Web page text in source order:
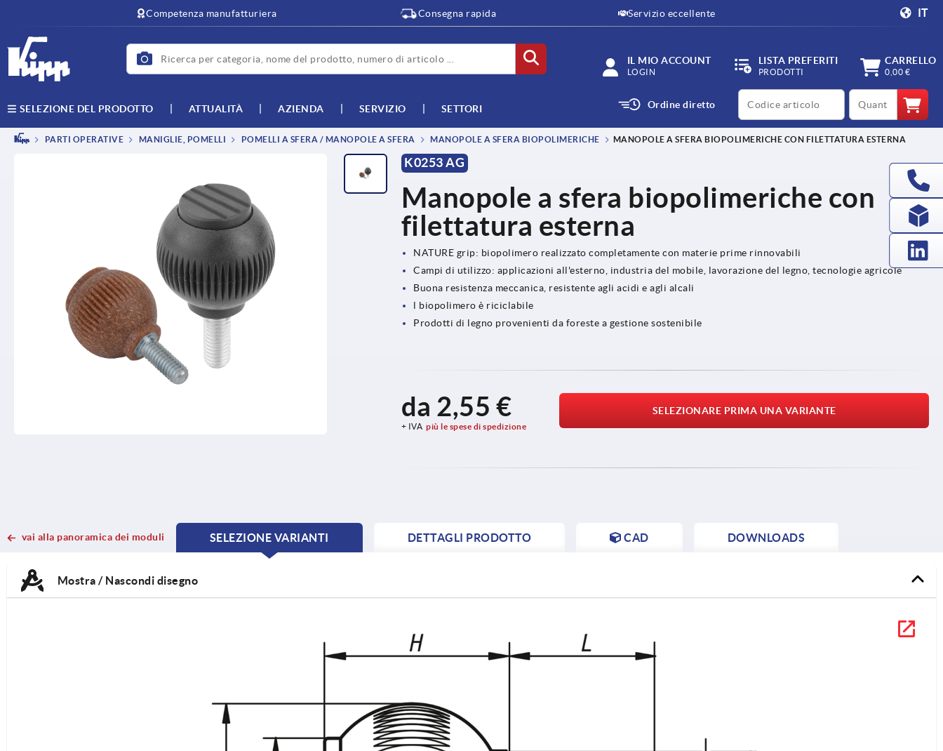
Competenza manufatturiera Consegna rapida Servizio eccellente IT
IL MIO ACCOUNT
LOGIN
LISTA PREFERITI
PRODOTTI
CARRELLO
0,00 €
SELEZIONE DEL PRODOTTO ATTUALITÀ AZIENDA SERVIZIO SETTORI Ordine diretto
productCode qty
PARTI OPERATIVE MANIGLIE, POMELLI POMELLI A SFERA / MANOPOLE A SFERA MANOPOLE A SFERA BIOPOLIMERICHE MANOPOLE A SFERA BIOPOLIMERICHE CON FILETTATURA ESTERNA
K0253 AG
Manopole a sfera biopolimeriche con
filettatura esterna
NATURE grip: biopolimero realizzato completamente con materie prime rinnovabili
Campi di utilizzo: applicazioni all'esterno, industria del mobile, lavorazione del legno, tecnologie agricole
Buona resistenza meccanica, resistente agli acidi e agli alcali
l biopolimero è riciclabile
Prodotti di legno provenienti da foreste a gestione sostenibile
da 2,55 €
+ IVA più le spese di spedizione
SELEZIONARE PRIMA UNA VARIANTE
vai alla panoramica dei moduli
SELEZIONE VARIANTI
CURRENT
CURRENT
DETTAGLI PRODOTTO CAD DOWNLOADS
Mostra / Nascondi disegno